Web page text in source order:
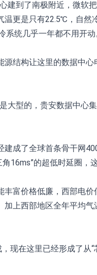
到了南极附近，微
更是只有22.5℃，自然
统几乎一年都不用开动
结构让这里的数据中
型的，贵安数据中
成了全球首条骨干网
16ms”的超低时延圈，
富价格低廉，西部电
上西部地区全年平均
现在这里已经形成了